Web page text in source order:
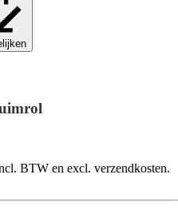
BTW en excl. verzendkosten.